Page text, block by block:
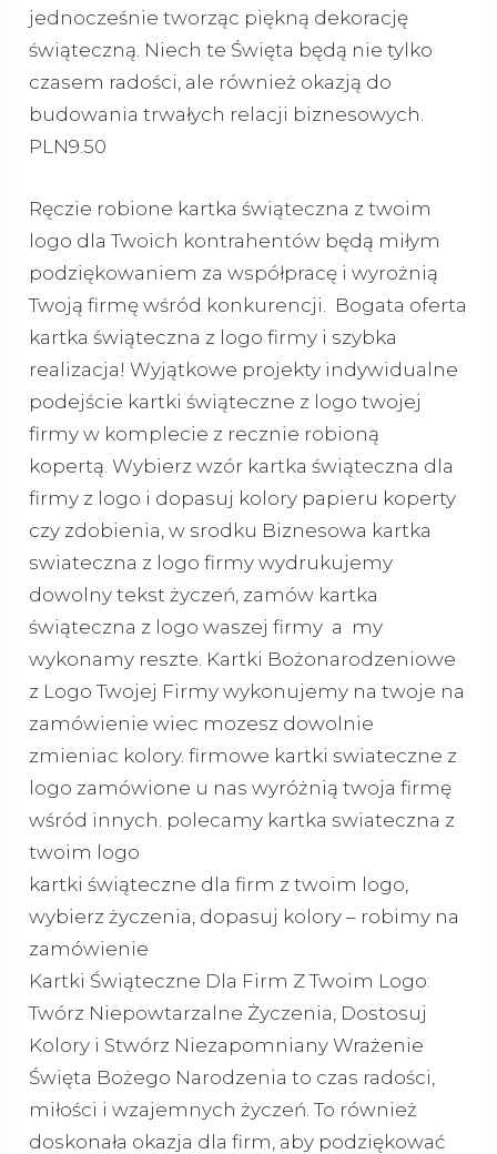
jednocześnie tworząc piękną dekorację
świąteczną. Niech te Święta będą nie tylko
czasem radości, ale również okazją do
budowania trwałych relacji biznesowych.
PLN9.50
Ręczie robione kartka świąteczna z twoim
logo dla Twoich kontrahentów będą miłym
podziękowaniem za współpracę i wyrożnią
Twoją firmę wśród konkurencji. Bogata oferta
kartka świąteczna z logo firmy i szybka
realizacja! Wyjątkowe projekty indywidualne
podejście kartki świąteczne z logo twojej
firmy w komplecie z recznie robioną
kopertą. Wybierz wzór kartka świąteczna dla
firmy z logo i dopasuj kolory papieru koperty
czy zdobienia, w srodku Biznesowa kartka
swiateczna z logo firmy wydrukujemy
dowolny tekst życzeń, zamów kartka
świąteczna z logo waszej firmy a my
wykonamy reszte. Kartki Bożonarodzeniowe
z Logo Twojej Firmy wykonujemy na twoje na
zamówienie wiec mozesz dowolnie
zmieniac kolory. firmowe kartki swiateczne z
logo zamówione u nas wyróżnią twoja firmę
wśród innych. polecamy kartka swiateczna z
twoim logo
kartki świąteczne dla firm z twoim logo,
wybierz życzenia, dopasuj kolory – robimy na
zamówienie
Kartki Świąteczne Dla Firm Z Twoim Logo:
Twórz Niepowtarzalne Życzenia, Dostosuj
Kolory i Stwórz Niezapomniany Wrażenie
Święta Bożego Narodzenia to czas radości,
miłości i wzajemnych życzeń. To również
doskonała okazja dla firm, aby podziękować